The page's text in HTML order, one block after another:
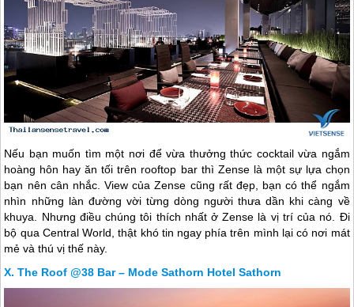
Bar Roof @38th ở khách sạn Mode Sathorn Hotel rất dễ nhận biết
bởi màu tím hoa cà của nó. Bar này có không gian mở hoàn toàn
nên không phải là lựa chọn tốt vào những ngày mua nhưng cảm giác
thể đi xung quanh đỉnh tháp để khám phá Bangkok 360 độ.